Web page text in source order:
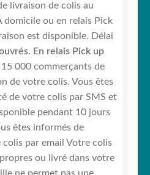
livraison de colis au
domicile ou en relais Pick
est disponible. Délai
. En relais Pick up
000 commerçants de
de votre colis. Vous êtes
de votre colis par SMS et
pendant 10 jours
êtes informés de
colis par email Votre colis
ou livré dans votre
ne permet pas une